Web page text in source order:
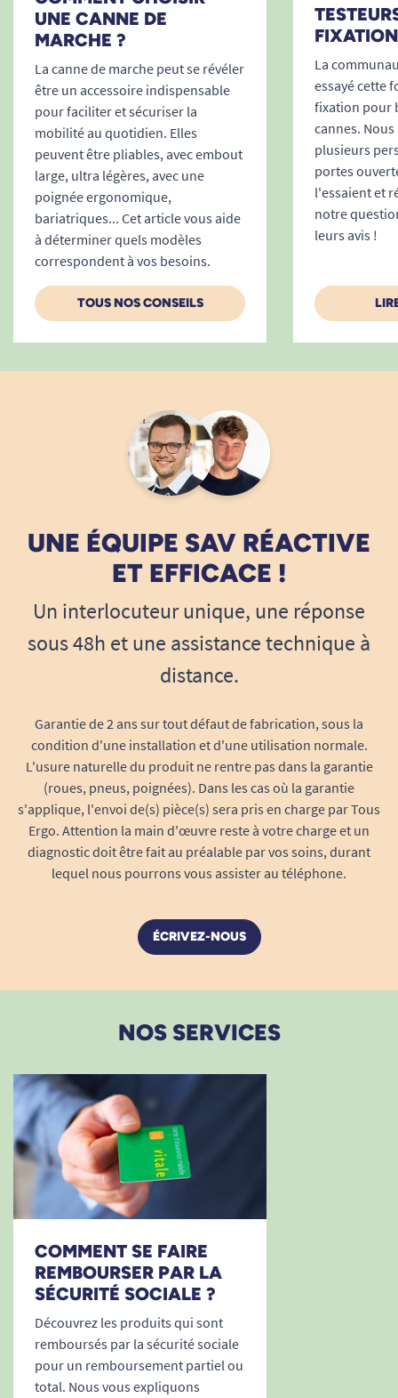
UNE CANNE DE
MARCHE ?
La canne de marche peut se révéler
être un accessoire indispensable
pour faciliter et sécuriser la
mobilité au quotidien. Elles
peuvent être pliables, avec embout
large, ultra légères, avec une
poignée ergonomique,
bariatriques... Cet article vous aide
à déterminer quels modèles
correspondent à vos besoins.
TOUS NOS CONSEILS
FIXATION
La
essayé cette
fixation pour
cannes.
plusieurs
portes
l'essaient et
notre
leurs avis !
UNE ÉQUIPE SAV RÉACTIVE
ET EFFICACE !
Un interlocuteur unique, une réponse
sous 48h et une assistance technique à
distance.
Garantie de 2 ans sur tout défaut de fabrication, sous la
condition d'une installation et d'une utilisation normale.
L'usure naturelle du produit ne rentre pas dans la garantie
(roues, pneus, poignées). Dans les cas où la garantie
s'applique, l'envoi de(s) pièce(s) sera pris en charge par Tous
Ergo. Attention la main d'œuvre reste à votre charge et un
diagnostic doit être fait au préalable par vos soins, durant
lequel nous pourrons vous assister au téléphone.
ÉCRIVEZ-NOUS
NOS SERVICES
COMMENT SE FAIRE
REMBOURSER PAR LA
SÉCURITÉ SOCIALE ?
Découvrez les produits qui sont
remboursés par la sécurité sociale
pour un remboursement partiel ou
total. Nous vous expliquons